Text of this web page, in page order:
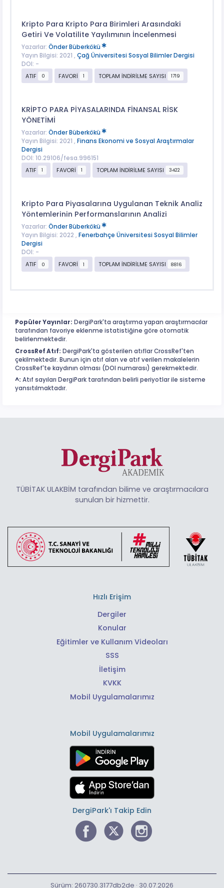
Kripto Para Kripto Para Birimleri Arasındaki
Getiri Ve Volatilite Yayılımının İncelenmesi
Yazarlar: Önder Büberkökü
Yayın Bilgisi: 2021 , Çağ Üniversitesi Sosyal Bilimler Dergisi
DOI: -
ATIF
0 FAVORİ 1 TOPLAM İNDİRİLME SAYISI 1719
KRİPTO PARA PİYASALARINDA FİNANSAL RİSK
YÖNETİMİ
Yazarlar: Önder Büberkökü
Yayın Bilgisi: 2021 , Finans Ekonomi ve Sosyal Araştırmalar
Dergisi
DOI: 10.29106/fesa.996151
ATIF
1 FAVORİ 1 TOPLAM İNDİRİLME SAYISI 3422
Kripto Para Piyasalarına Uygulanan Teknik Analiz
Yöntemlerinin Performanslarının Analizi
Yazarlar: Önder Büberkökü
Yayın Bilgisi: 2022 , Fenerbahçe Üniversitesi Sosyal Bilimler
Dergisi
DOI: -
ATIF
0 FAVORİ 1 TOPLAM İNDİRİLME SAYISI 8816
Popüler Yayınlar: DergiPark'ta araştırma yapan araştırmacılar
tarafından favoriye eklenme istatistiğine göre otomatik
belirlenmektedir.
CrossRef Atıf: DergiPark'ta gösterilen atıflar CrossRef'ten
çekilmektedir. Bunun için atıf alan ve atıf verilen makalelerin
CrossRef'te kaydının olması (DOI numarası) gerekmektedir.
^: Atıf sayıları DergiPark tarafından belirli periyotlar ile sisteme
yansıtılmaktadır.
TÜBİTAK ULAKBİM tarafından bilime ve araştırmacılara
sunulan bir hizmettir.
Hızlı Erişim
Dergiler
Konular
Eğitimler ve Kullanım Videoları
SSS
İletişim
KVKK
Mobil Uygulamalarımız
Mobil Uygulamalarımız
DergiPark'ı Takip Edin
Sürüm: 260730.3177db2de · 30.07.2026